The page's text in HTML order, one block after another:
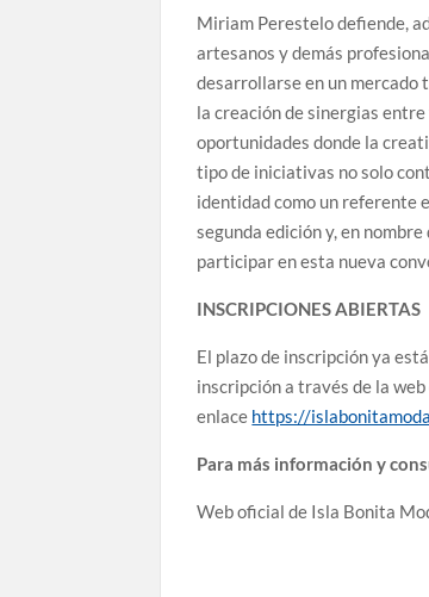
Miriam Perestelo defiende,
artesanos y demás
desarrollarse en un mercado
la creación de sinergias
oportunidades donde la
tipo de iniciativas no solo
identidad como un referente
segunda edición y, en
participar en esta nueva
INSCRIPCIONES ABIERTAS
El plazo de inscripción ya
inscripción a través de la
enlace https://
Para más información y
Web oficial de Isla Bonita